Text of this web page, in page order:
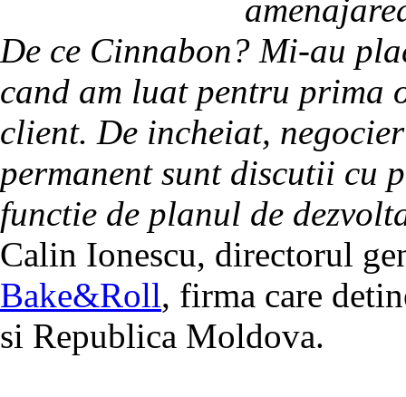
De ce Cinnabon? Mi-au
cand am luat pentru prima
client. De incheiat,
permanent sunt discutii cu
functie de planul de
Calin Ionescu, directorul
Bake&Roll, firma care
si Republica Moldova.